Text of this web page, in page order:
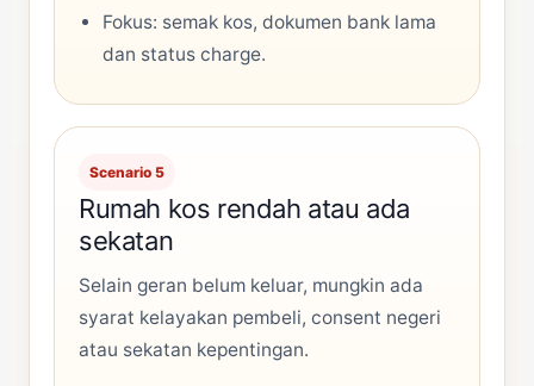
Fokus: semak kos, dokumen bank lama
dan status charge.
Scenario 5
Rumah kos rendah atau ada
sekatan
Selain geran belum keluar, mungkin ada
syarat kelayakan pembeli, consent negeri
atau sekatan kepentingan.